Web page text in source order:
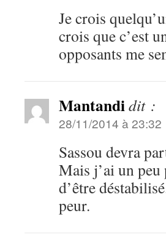
Je crois
crois que c’est
opposants me
Mantandidit :
28/11/2014 à 23:32
Sassou devra
Mais j’ai un peu
d’être
peur.